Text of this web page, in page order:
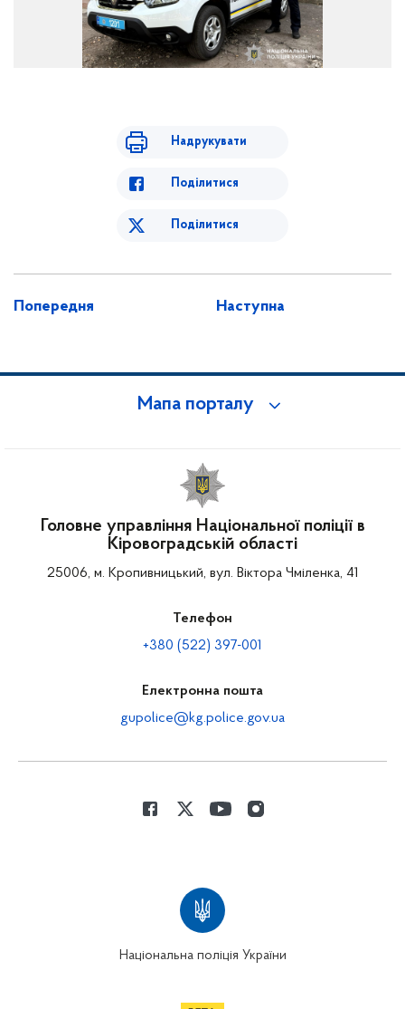
Надрукувати
Поділитися
Поділитися
Попередня Наступна
Мапа порталу
Головне управління Національної поліції в
Кіровоградській області
25006, м. Кропивницький, вул. Віктора Чміленка, 41
Телефон
+380 (522) 397-001
Електронна пошта
gupolice@kg.police.gov.ua
Національна поліція України